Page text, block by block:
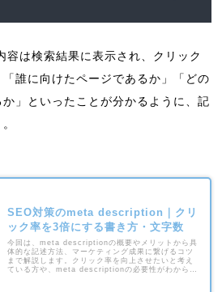
は検索結果に表示され、クリック
誰に向けたページであるか」「どの
」といったことが分かるように、記
SEO対策のmeta description｜クリ
ック率を3倍にする書き方・文字数
今回は、meta descriptionの概要やメリットから具
体的な記述方法、マーケティング成果に繋げるコツ
まで解説します。クリック率を向上させたいと考え
ている方や、meta descriptionの必要性がわからな